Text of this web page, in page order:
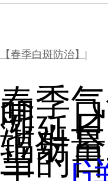
【春季白斑防治】|
春季
明，
渐延
辐射
当的